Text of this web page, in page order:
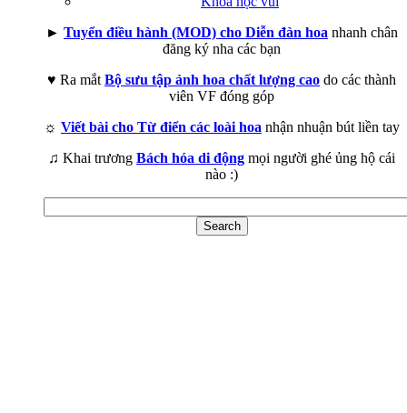
► Tuyển điều hành (MOD) cho Diễn đàn hoa nhanh chân
đăng ký nha các bạn
♥ Ra mắt Bộ sưu tập ảnh hoa chất lượng cao do các thành
viên VF đóng góp
☼ Viết bài cho Từ điển các loài hoa nhận nhuận bút liền tay
♫ Khai trương Bách hóa di động mọi người ghé ủng hộ cái
nào :)